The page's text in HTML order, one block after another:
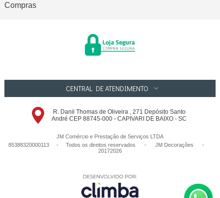
Compras
CENTRAL DE ATENDIMENTO
R. Danil Thomas de Oliveira , 271 Depósito Santo
André CEP 88745-000 - CAPIVARI DE BAIXO - SC
JM Comércio e Prestação de Serviços LTDA
85388320000113 - Todos os direitos reservados
- JM Decorações
-
20172026